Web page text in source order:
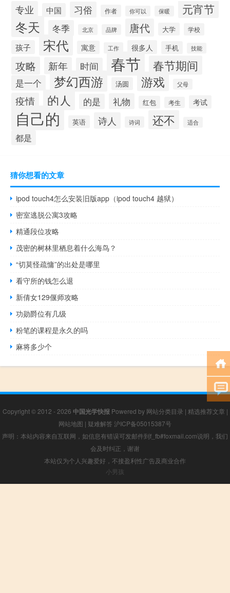
专业 中国 习俗 作者 你可以 保暖 元宵节
冬天 冬季 北京 品牌 唐代 大学 学校
孩子 宋代 寓意 工作 很多人 手机 技能
攻略 新年 时间 春节 春节期间
是一个 梦幻西游 汤圆 游戏 父母
疫情 的人 的是 礼物 红包 考生 考试
自己的 英语 诗人 诗词 还不 适合
都是
猜你想看的文章
ipod touch4怎么安装旧版app（ipod touch4 越狱）
密室逃脱公寓3攻略
精通段位攻略
茂密的树林里栖息着什么海鸟？
“切莫怪疏慵”的出处是哪里
看守所的钱怎么退
新倩女129偃师攻略
功勋爵位有几级
粉笔的课程是永久的吗
麻将多少个
Copyright © 2012 - 2026 中国光学快报 Powered by 网站分类目录 | 精选推荐文章 |
网站地图 | 疑难解答 沪ICP备05015387号
声明：本站内容来自互联网，如信息有错误可发邮件到f_fb#foxmail.com说明，我们
会及时纠正，谢谢
本站仅为个人兴趣爱好，不接盈利性广告及商业合作
小男孩